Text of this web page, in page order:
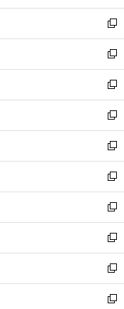
開
く
ウ
で
開
く
ン
ド
ウ
で
開
く
ウ
ィ
ン
ド
ウ
で
開
く
新
し
い
ウ
ィ
ン
ド
ウ
で
開
く
新
し
い
ウ
ィ
ン
ド
ウ
で
開
く
新
し
い
ウ
ィ
ン
ド
ウ
で
開
く
新
し
い
ウ
ィ
ン
ド
ウ
で
開
く
新
し
い
ウ
ィ
ン
ド
ウ
で
開
く
新
し
い
ウ
ィ
ン
ド
ウ
で
新
し
い
ウ
ィ
ン
ド
新
し
い
ウ
ィ
新
し
い
新